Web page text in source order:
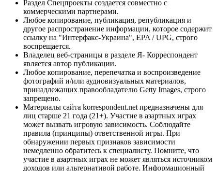
Раздел Спецпроекты создается совместно с
коммерческими партнерами.
Любое копирование, публикация, републикация и
другое распространение информации, которое содержит
ссылку на "Интерфакс-Украина", EPA / UPG, строго
воспрещается.
Владелец веб-страницы в разделе Я- Корреспондент
является автор публикации.
Любое копирование, перепечатка и воспроизведение
фотографий и/или аудиовизуальных материалов,
принадлежащих правообладателю Getty Images, строго
запрещено.
Материалы сайта korrespondent.net предназначены для
лиц старше 21 года (21+). Участие в азартных играх
может вызвать игровую зависимость. Соблюдайте
правила (принципы) ответственной игры. При
обнаружении первых признаков зависимости
немедленно обратитесь к специалисту. Помните, что
участие в азартных играх не может являться источником
доходов или альтернативой работе. Информационный